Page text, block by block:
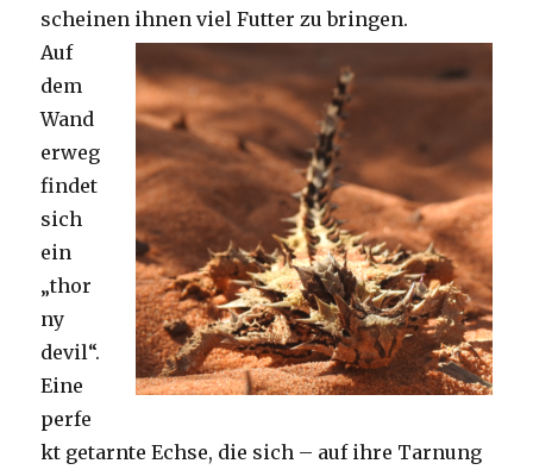
scheinen ihnen viel Futter zu bringen.
Auf
dem
Wand
erweg
findet
sich
ein
„thor
ny
devil“.
Eine
perfe
kt getarnte Echse, die sich – auf ihre Tarnung